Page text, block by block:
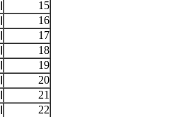
15
16
17
18
19
20
21
22